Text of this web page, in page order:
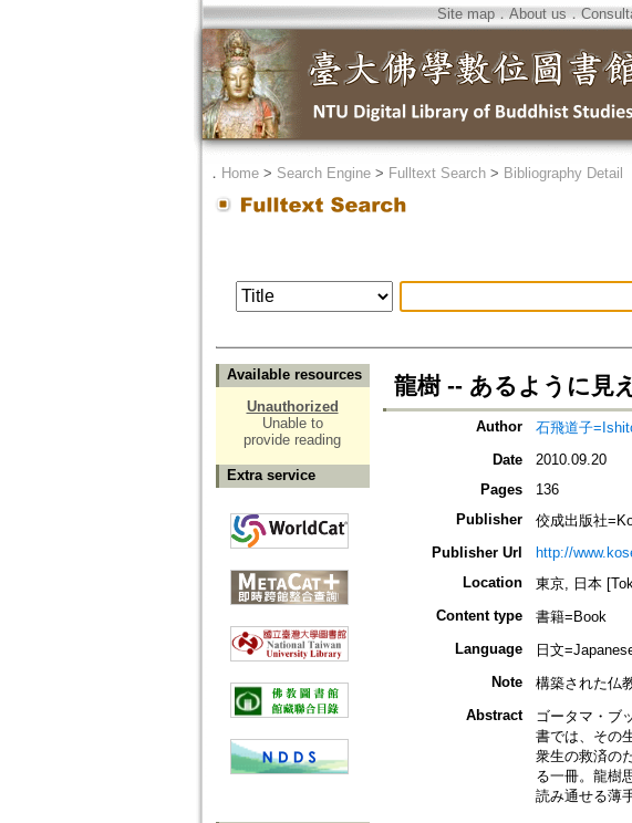
Site map．About us ．
． Home> Search Engine> Fulltext Search> Bibliography Detail
Available resources
Unauthorized
Unable to
provide reading
Extra service
龍樹 -- あるように見
Author
石飛道子
Date
2010.09.20
Pages
136
Publisher
佼成出版社
Publisher Url
http://
Location
東京, 日本
Content type
書籍=Book
Language
日文
Note
構築された仏
Abstract
ゴータマ・ブ
書では、その
衆生の救済の
る一冊。龍樹
読み通せる薄